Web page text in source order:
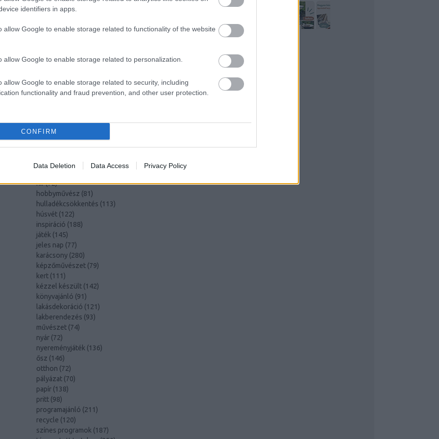
identifiers in apps.
allow Google to enable storage related to functionality of the website
allow Google to enable storage related to personalization.
allow Google to enable storage related to security, including
functionality and fraud prevention, and other user protection.
CONFIRM
Data Deletion Data Access Privacy Policy
art export (82)
dekoráció(383)
DIY (303)
festés(174)
fesztivál
fonal(73)
gyerekeknek
162 )
hír(72)
hobbyművész (81)
hulladékcsökkentés (113)
húsvét (122)
inspiráció (188)
játék (145)
jeles nap (77)
karácsony (280)
képzőművészet (79)
kert (111)
kézzel készült (142)
könyvajánló (91)
lakásdekoráció (121)
lakberendezés (93)
művészet (74)
nyár (72)
nyereményjáték (136)
ősz (146)
otthon (72)
pályázat (70)
papír (138)
pritt (98)
programajánló (211)
recycle (120)
színes programok (187)